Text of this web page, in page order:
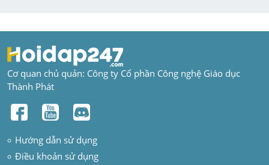
Cơ quan chủ quản: Công ty Cổ phần Công nghệ Giáo dục
Thành Phát
Hướng dẫn sử dụng
Điều khoản sử dụng